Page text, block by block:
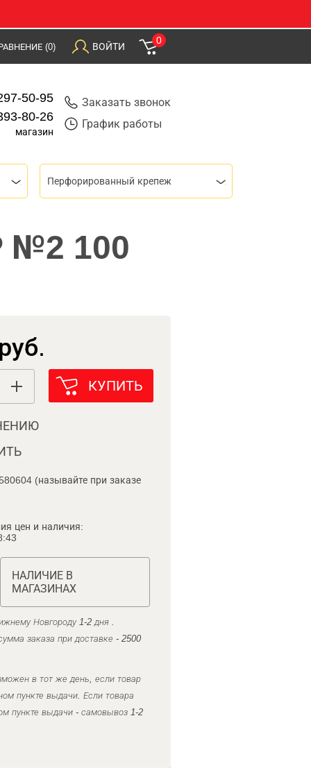
(0) ВОЙТИ
0
50-95
80-26
магазин
Заказать звонок
График работы
Перфорированный крепеж
№2 100
КУПИТЬ
(называйте при заказе
цен и наличия:
НАЛИЧИЕ В
МАГАЗИНАХ
Новгороду 1-2 дня .
заказа при доставке - 2500
в тот же день, если товар
пункте выдачи. Если товара
пункте выдачи - самовывоз 1-2